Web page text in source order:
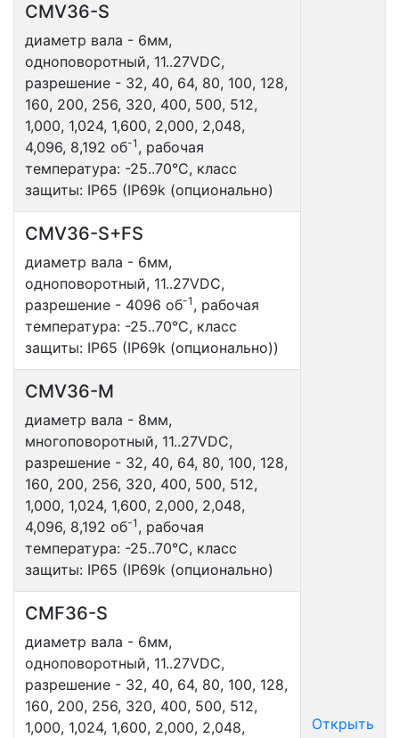
CMV36-S
диаметр вала - 6мм,
одноповоротный, 11..27VDC,
разрешение - 32, 40, 64, 80, 100, 128,
160, 200, 256, 320, 400, 500, 512,
1,000, 1,024, 1,600, 2,000, 2,048,
4,096, 8,192 об-1 , рабочая
температура: -25..70°С, класс
защиты: IP65 (IP69k (опционально)
Открыть
CMV36-S+FS
диаметр вала - 6мм,
одноповоротный, 11..27VDC,
разрешение - 4096 об-1 , рабочая
температура: -25..70°С, класс
защиты: IP65 (IP69k (опционально))
CMV36-M
диаметр вала - 8мм,
многоповоротный, 11..27VDC,
разрешение - 32, 40, 64, 80, 100, 128,
160, 200, 256, 320, 400, 500, 512,
1,000, 1,024, 1,600, 2,000, 2,048,
4,096, 8,192 об-1 , рабочая
температура: -25..70°С, класс
защиты: IP65 (IP69k (опционально)
CMF36-S
диаметр вала - 6мм,
одноповоротный, 11..27VDC,
разрешение - 32, 40, 64, 80, 100, 128,
160, 200, 256, 320, 400, 500, 512,
1,000, 1,024, 1,600, 2,000, 2,048,